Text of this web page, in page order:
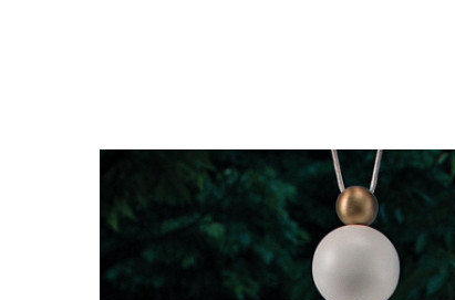
品牌介紹